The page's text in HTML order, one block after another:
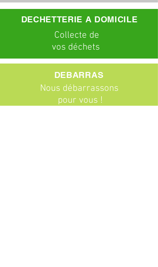
DECHETTERIE A DOMICILE
Collecte de
vos déchets
DEBARRAS
Nous débarrassons
pour vous !